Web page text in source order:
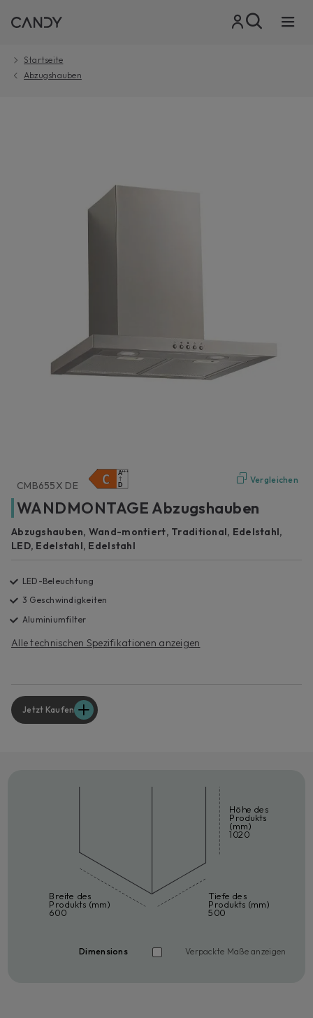
Startseite
Abzugshauben
Vergleichen
CMB655X DE
WANDMONTAGE Abzugshauben
Abzugshauben, Wand-montiert, Traditional, Edelstahl,
LED, Edelstahl, Edelstahl
LED-Beleuchtung
3 Geschwindigkeiten
Aluminiumfilter
Alle technischen Spezifikationen anzeigen
Jetzt Kaufen
Höhe des
Produkts
(mm)
1020
Tiefe des
Produkts (mm)
500
Breite des
Produkts (mm)
600
Dimensions Verpackte Maße anzeigen